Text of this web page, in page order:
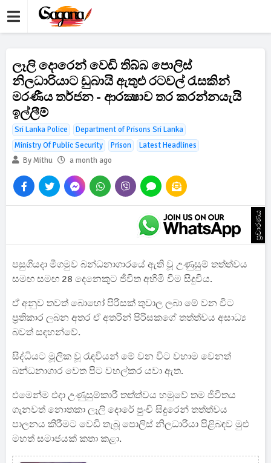
ලෑලි දොරෙන් වෙඩි තිබ්බ පොලිස්
නිලධාරියාට ඩුබායි ඇතුළු රටවල් රැසකින්
මරණීය තර්ජන - ආරක්‍ෂාව තර කරන්නයැයි
ඉල්ලීම්
Sri Lanka Police
Department of Prisons Sri Lanka
Ministry Of Public Security
Prison
Latest Headlines
By Mithu
a month ago
ප්‍රචාරණය
පසුගියදා මීගමුව බන්ධනාගාරයේ ඇති වූ උණුසුම් තත්ත්වය
සමඟ සමඟ 28 දෙනෙකුට ජීවිත අහිමි වීම සිදුවිය.
ඒ අනුව තවත් බොහෝ පිරිසක් තුවාල ලබා මේ වන විට
ප්‍රතිකාර ලබන අතර ඒ අතරින් පිරිසකගේ තත්ත්වය අසාධ්‍ය
බවත් සඳහන්වේ.
සිද්ධියට මූලික වූ රැඳවියන් මේ වන විට වහාම වෙනත්
බන්ධනාගාර වෙත පිට වහල්කර යවා ඇත.
එමෙන්ම එදා උණුසුම්කාරී තත්ත්වය හමුවේ තම ජීවිතය
ගැනවත් නොතකා ලෑලි දොරේ පුංචි සිදුරෙන් තත්ත්වය
පාලනය කිරීමට වෙඩි තැබූ පොලිස් නිලධාරියා පිළිබඳව මුළු
මහත් සමාජයක් කතා කළා.